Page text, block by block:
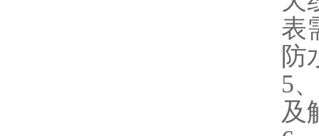
表
防
5
及